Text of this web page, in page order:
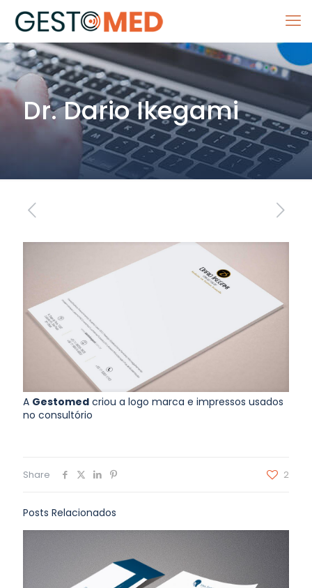
Dr. Dario Ikegami
A Gestomed criou a logo marca e impressos usados
no consultório
Share 2
Posts Relacionados